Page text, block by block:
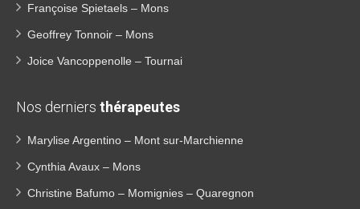
Françoise Spietaels – Mons
Geoffrey Tonnoir – Mons
Joice Vancoppenolle – Tournai
Nos derniers thérapeutes
Marylise Argentino – Mont sur-Marchienne
Cynthia Avaux – Mons
Christine Bafumo – Momignies – Quaregnon